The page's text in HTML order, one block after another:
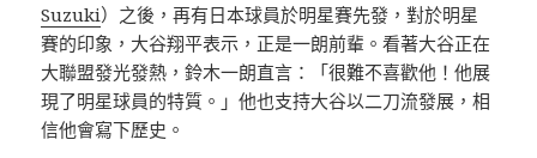
Suzuki）之後，再有日本球員於明星賽先發，對於明星
賽的印象，大谷翔平表示，正是一朗前輩。看著大谷正在
大聯盟發光發熱，鈴木一朗直言：「很難不喜歡他！他展
現了明星球員的特質。」他也支持大谷以二刀流發展，相
信他會寫下歷史。